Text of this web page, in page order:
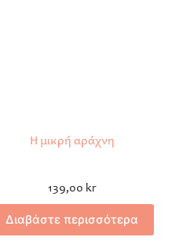
Η μικρή αράχνη
139,00 kr
Διαβάστε περισσότερα